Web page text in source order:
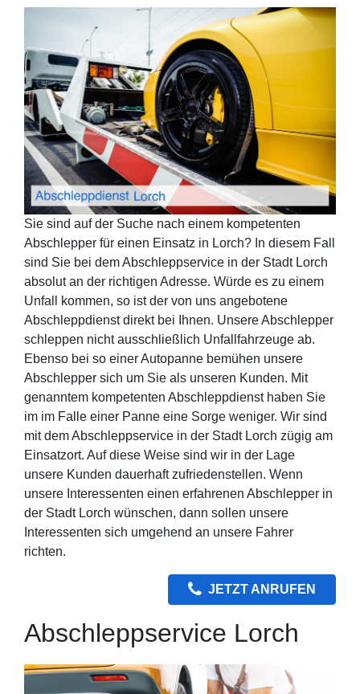
Sie sind auf der Suche nach einem kompetenten
Abschlepper für einen Einsatz in Lorch? In diesem Fall
sind Sie bei dem Abschleppservice in der Stadt Lorch
absolut an der richtigen Adresse. Würde es zu einem
Unfall kommen, so ist der von uns angebotene
Abschleppdienst direkt bei Ihnen. Unsere Abschlepper
schleppen nicht ausschließlich Unfallfahrzeuge ab.
Ebenso bei so einer Autopanne bemühen unsere
Abschlepper sich um Sie als unseren Kunden. Mit
genanntem kompetenten Abschleppdienst haben Sie
im im Falle einer Panne eine Sorge weniger. Wir sind
mit dem Abschleppservice in der Stadt Lorch zügig am
Einsatzort. Auf diese Weise sind wir in der Lage
unsere Kunden dauerhaft zufriedenstellen. Wenn
unsere Interessenten einen erfahrenen Abschlepper in
der Stadt Lorch wünschen, dann sollen unsere
Interessenten sich umgehend an unsere Fahrer
richten.
JETZT ANRUFEN
Abschleppservice Lorch